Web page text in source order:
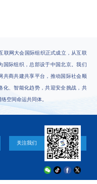
联网大会国际组织正式成立，从互联
国际组织，总部设于中国北京。我们
共商共建共享平台，推动国际社会顺
化、智能化趋势，共迎安全挑战，共
空间命运共同体。
关注我们